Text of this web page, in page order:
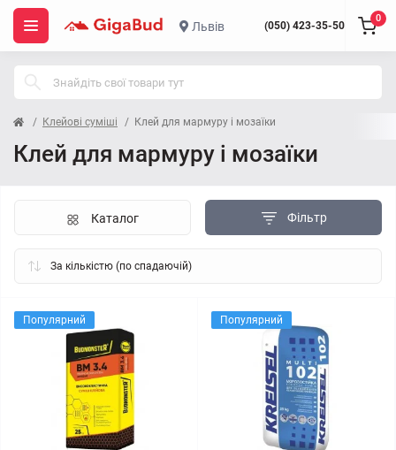
Львів (050) 423-35-50
0
Клейові суміші Клей для мармуру і мозаїки
Клей для мармуру і мозаїки
Фільтр
Каталог
Популярний Популярний